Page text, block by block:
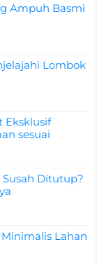
Ampuh Basmi
Lombok
Eksklusif
sesuai
Ditutup?
Minimalis Lahan